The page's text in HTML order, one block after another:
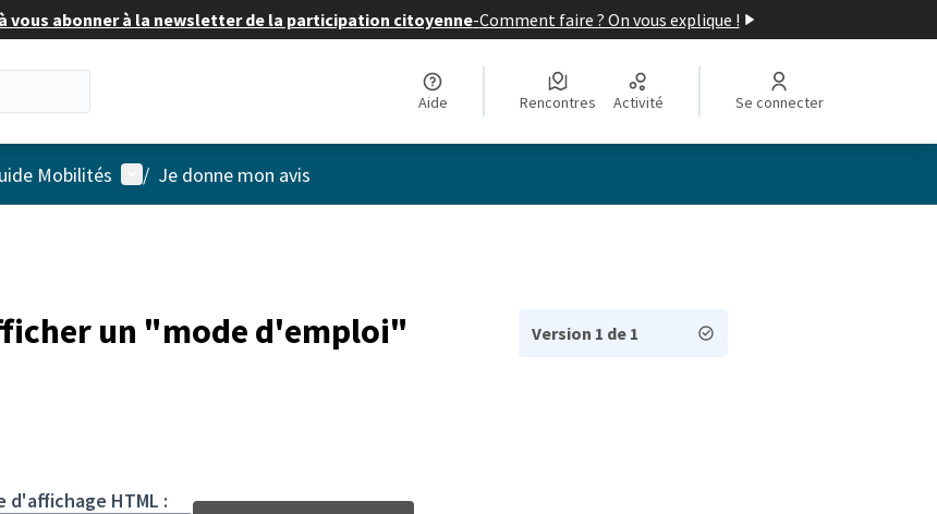
abonner à la newsletter de la participation citoyenne-Comment faire ? On vous explique !
Aide Rencontres Activité Se connecter
Mobilités Menu utilisateur
/ Je donne mon avis
un "mode d'emploi"
d'affichage HTML :
Version 1 de 1